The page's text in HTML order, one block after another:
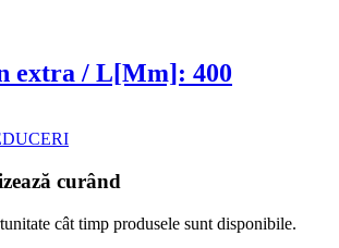
extra / L[Mm]: 400
curând
cât timp produsele sunt disponibile.